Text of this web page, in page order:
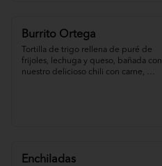
Burrito Ortega
Tortilla de trigo rellena de puré de
frijoles, lechuga y queso, bañada con
nuestro delicioso chili con carne,
Enchiladas